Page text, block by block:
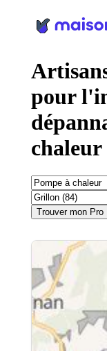
pour
Trouver mon Pro